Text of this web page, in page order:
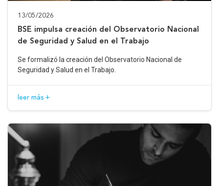
13/05/2026
BSE impulsa creación del Observatorio Nacional
de Seguridad y Salud en el Trabajo
Se formalizó la creación del Observatorio Nacional de
Seguridad y Salud en el Trabajo.
leer más +